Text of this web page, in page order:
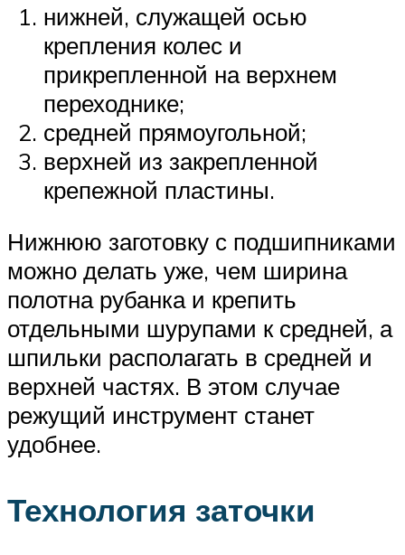
нижней, служащей осью
крепления колес и
прикрепленной на верхнем
переходнике;
средней прямоугольной;
верхней из закрепленной
крепежной пластины.
Нижнюю заготовку с подшипниками
можно делать уже, чем ширина
полотна рубанка и крепить
отдельными шурупами к средней, а
шпильки располагать в средней и
верхней частях. В этом случае
режущий инструмент станет
удобнее.
Технология заточки